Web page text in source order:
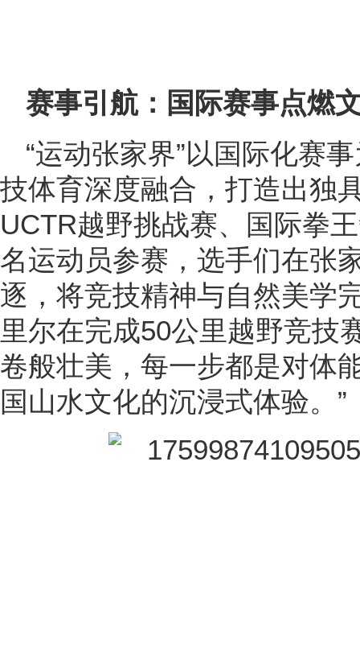
赛事引航：国际赛事点燃
“运动张家界”以国际化赛
技体育深度融合，打造出独
UCTR越野挑战赛、国际拳
名运动员参赛，选手们在张
逐，将竞技精神与自然美学
里尔在完成50公里越野竞技
卷般壮美，每一步都是对体
国山水文化的沉浸式体验。”